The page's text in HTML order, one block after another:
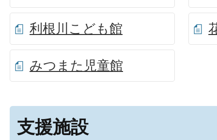
利根川こども館
みつまた児童館
支援施設